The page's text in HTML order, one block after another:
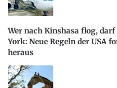
Wer nach Kinshasa flog,
York: Neue Regeln der USA
heraus